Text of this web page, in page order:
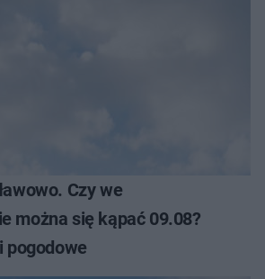
Czy we
można się kąpać 09.08?
pogodowe